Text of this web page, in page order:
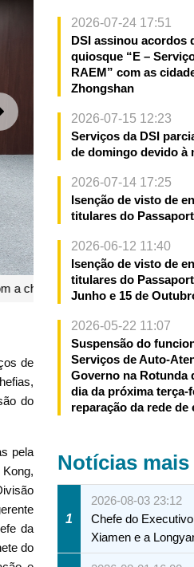
I
de
do
pela
da
do
2026-07-24 17:51
DSI assinou acordos
quiosque “E –
RAEM” com as
Zhongshan
2026-07-15 12:23
Serviços da DSI
de domingo devido à
2026-07-14 17:25
Isenção de visto de
titulares do
2026-06-12 11:40
Isenção de visto de
titulares do
Junho e 15 de
2026-05-22 11:07
Suspensão do
Serviços de Auto-
Governo na Rotunda
dia da próxima terça-
reparação da rede de
Notícias
1
2026-08-03 23:12
Chefe do
Xiamen e a